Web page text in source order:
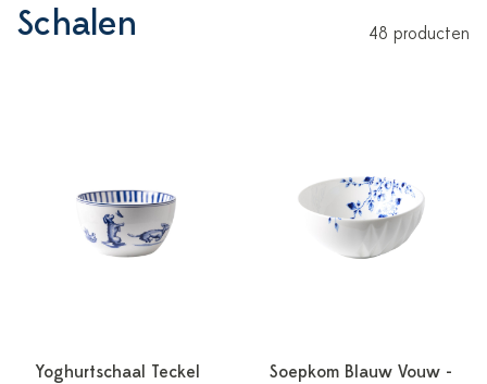
Schalen 48 producten
Yoghurtschaal Teckel
Soepkom Blauw Vouw -